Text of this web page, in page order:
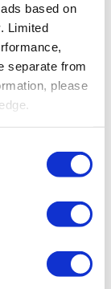
based on
Limited
separate from
please
tarjeta de débito
a los niños a
Junga contra Acorns
sus hijos sobre
segura, tareas
salón de clases.
las escuelas